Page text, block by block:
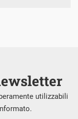
utilizzabili